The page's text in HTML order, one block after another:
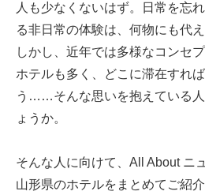
人も少なくないはず。日常を忘
る非日常の体験は、何物にも代
しかし、近年では多様なコンセ
ホテルも多く、どこに滞在すれ
う……そんな思いを抱えている
ょうか。
そんな人に向けて、All About ニ
山形県のホテルをまとめてご紹